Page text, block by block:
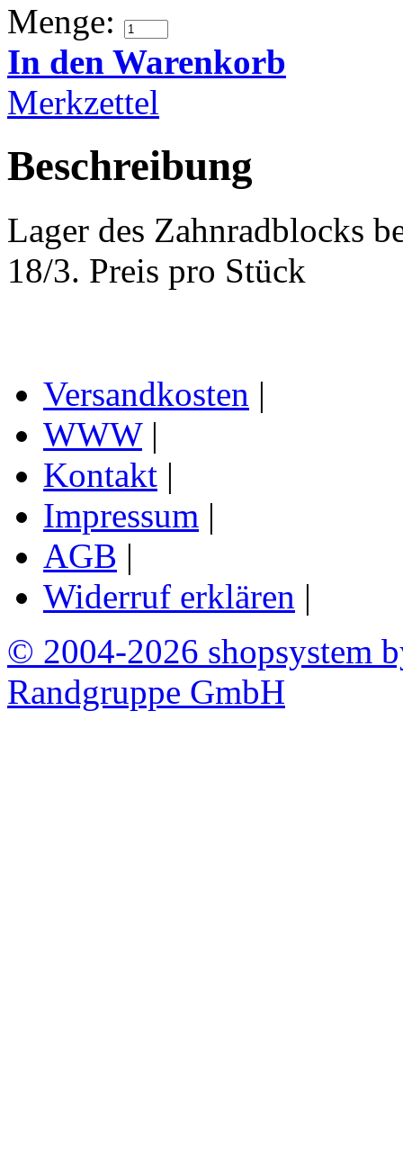
Menge:
In den Warenkorb
Merkzettel
Beschreibung
Lager des Zahnradblocks
18/3. Preis pro Stück
Versandkosten |
WWW|
Kontakt |
Impressum |
AGB |
Widerruf erklären |
© 2004-2026 shopsystem
Randgruppe GmbH